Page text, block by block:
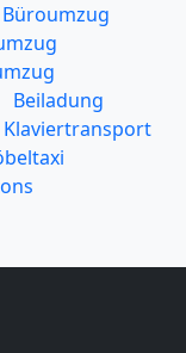
Büroumzug
Beiladung
Klaviertransport